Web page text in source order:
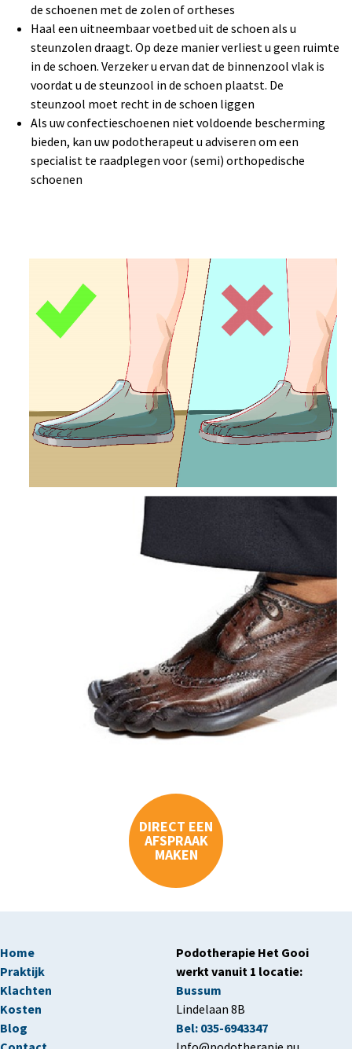
de schoenen met de zolen of ortheses
Haal een uitneembaar voetbed uit de schoen als u
steunzolen draagt. Op deze manier verliest u geen ruimte
in de schoen. Verzeker u ervan dat de binnenzool vlak is
voordat u de steunzool in de schoen plaatst. De
steunzool moet recht in de schoen liggen
Als uw confectieschoenen niet voldoende bescherming
bieden, kan uw podotherapeut u adviseren om een
specialist te raadplegen voor (semi) orthopedische
schoenen
DIRECT EEN
AFSPRAAK
MAKEN
Podotherapie Het Gooi
werkt vanuit 1 locatie:
Bussum
Lindelaan 8B
Bel: 035-6943347
MAIN
NAVIGATION
Home
Praktijk
Klachten
Kosten
Blog